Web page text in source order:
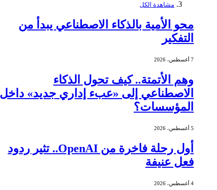
مشاهدة الكل
محو الأمية بالذكاء الاصطناعي يبدأ من
التفكير
7 أغسطس، 2026
وهم الأتمتة.. كيف تحول الذكاء
الاصطناعي إلى «عبء إداري جديد» داخل
المؤسسات؟
5 أغسطس، 2026
أول رحلة فاخرة من OpenAI.. تثير ردود
فعل عنيفة
4 أغسطس، 2026